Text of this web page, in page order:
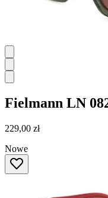
Fielmann LN
229,00 zł
Nowe